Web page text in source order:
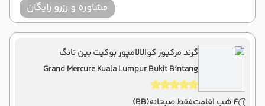
مشاوره و رزرو رایگان
گرند مرکیور کوالالامپور بوکیت بین تانگ
Grand Mercure Kuala Lumpur Bukit Bintang
4 شب اقامت فقط صبحانه(BB)